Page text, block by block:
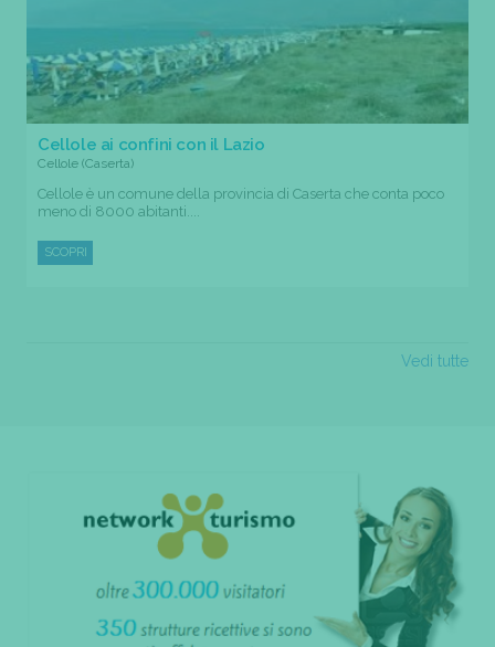
Cellole ai confini con il Lazio
Cellole (Caserta)
Cellole è un comune della provincia di Caserta che conta poco
meno di 8000 abitanti....
SCOPRI
Vedi tutte